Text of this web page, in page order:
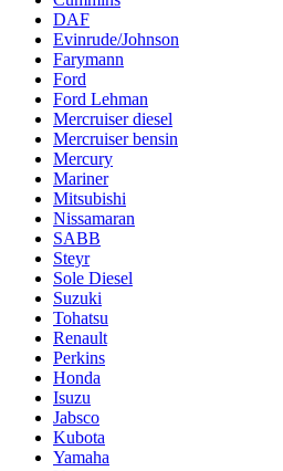
DAF
Evinrude/Johnson
Farymann
Ford
Ford Lehman
Mercruiser diesel
Mercruiser bensin
Mercury
Mariner
Mitsubishi
Nissamaran
SABB
Steyr
Sole Diesel
Suzuki
Tohatsu
Renault
Perkins
Honda
Isuzu
Jabsco
Kubota
Yamaha